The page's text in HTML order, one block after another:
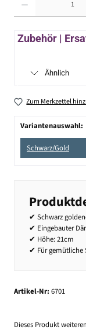
Zubehör |
Ähnlich
Zum Merkzettel
Variantenauswahl:
Schwarz/Gold
✔ Schwarz
✔ Eingebauter
✔ Höhe: 21cm
✔ Für gemütliche
Artikel-Nr: 6701
Dieses Produkt